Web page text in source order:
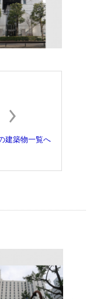
建築物一覧へ